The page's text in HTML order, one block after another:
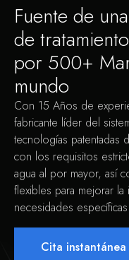
Fuente de
de
por 500+
mundo
Con 15 Años de
fabricante líder del
tecnologías patentadas
con los requisitos
agua al por mayor, así
flexibles para mejorar la
necesidades
Cita instantánea